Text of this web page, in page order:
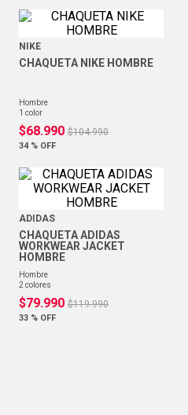
NIKE
CHAQUETA NIKE HOMBRE
hombre
1 color
$68.990 $104.990
34 % OFF
ADIDAS
CHAQUETA ADIDAS
WORKWEAR JACKET
HOMBRE
hombre
2 colores
$79.990 $119.990
33 % OFF